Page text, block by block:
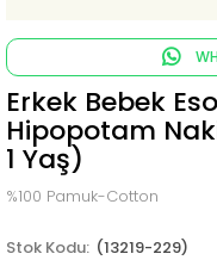
Erkek Bebek
Hipopotam
1 Yaş)
%100 Pamuk-Cotton
(13219-229)